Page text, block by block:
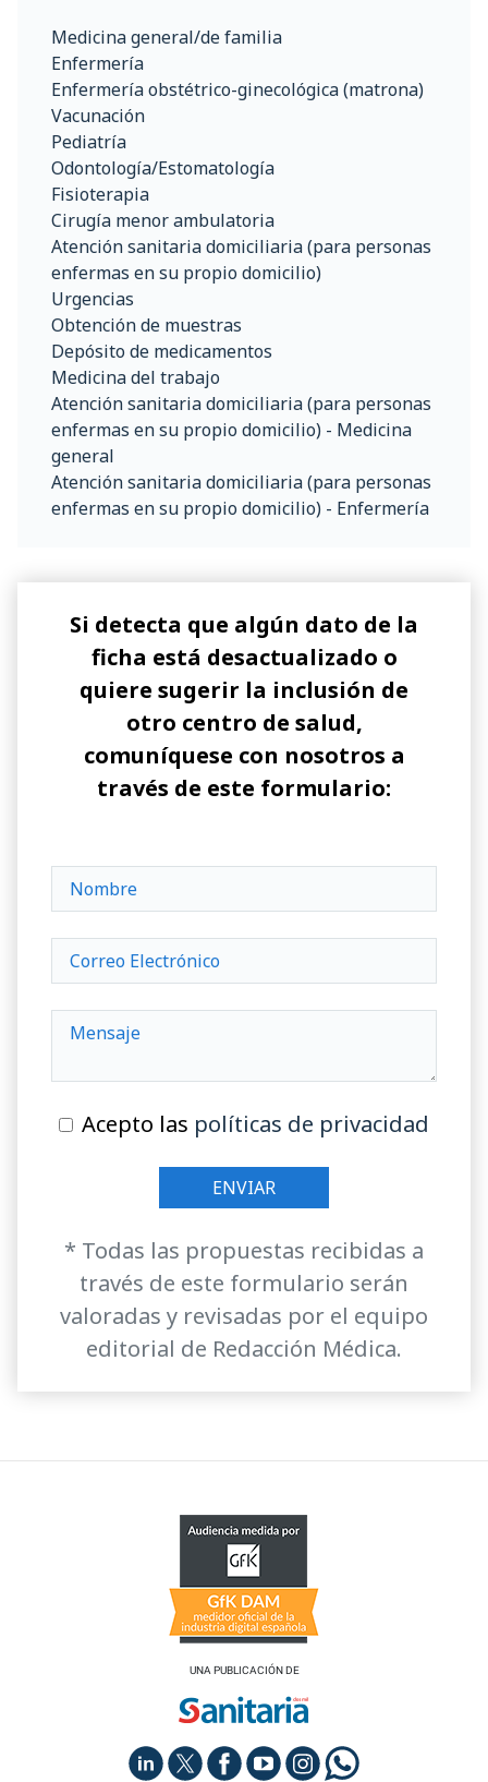
Medicina general/de familia
Enfermería
Enfermería obstétrico-ginecológica (matrona)
Vacunación
Pediatría
Odontología/Estomatología
Fisioterapia
Cirugía menor ambulatoria
Atención sanitaria domiciliaria (para personas
enfermas en su propio domicilio)
Urgencias
Obtención de muestras
Depósito de medicamentos
Medicina del trabajo
Atención sanitaria domiciliaria (para personas
enfermas en su propio domicilio) - Medicina
general
Atención sanitaria domiciliaria (para personas
enfermas en su propio domicilio) - Enfermería
Si detecta que algún dato de la
ficha está desactualizado o
quiere sugerir la inclusión de
otro centro de salud,
comuníquese con nosotros a
través de este formulario:
Acepto las políticas de privacidad
* Todas las propuestas recibidas a
través de este formulario serán
valoradas y revisadas por el equipo
editorial de Redacción Médica.
UNA PUBLICACIÓN DE